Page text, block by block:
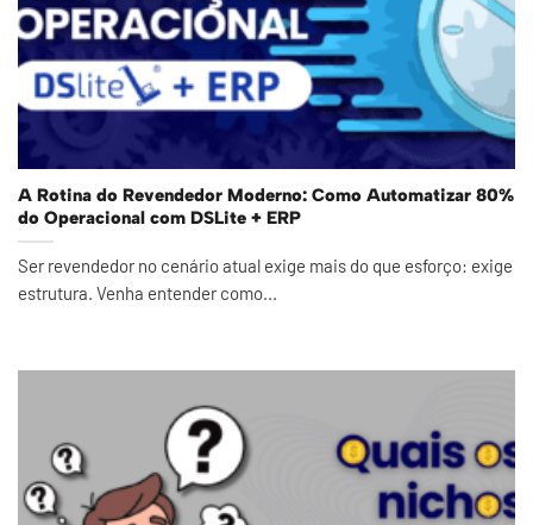
A Rotina do Revendedor Moderno: Como Automatizar 80%
do Operacional com DSLite + ERP
Ser revendedor no cenário atual exige mais do que esforço: exige
estrutura. Venha entender como...